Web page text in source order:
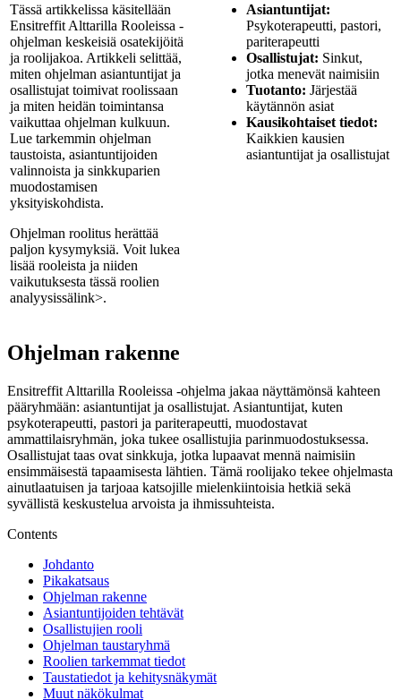
Tässä artikkelissa käsitellään
Ensitreffit Alttarilla Rooleissa -
ohjelman keskeisiä osatekijöitä
ja roolijakoa. Artikkeli selittää,
miten ohjelman asiantuntijat ja
osallistujat toimivat roolissaan
ja miten heidän toimintansa
vaikuttaa ohjelman kulkuun.
Lue tarkemmin ohjelman
taustoista, asiantuntijoiden
valinnoista ja sinkkuparien
muodostamisen
yksityiskohdista.
Ohjelman roolitus herättää
paljon kysymyksiä. Voit lukea
lisää rooleista ja niiden
vaikutuksesta tässä roolien
analyysissälink>.
Asiantuntijat:
Psykoterapeutti, pastori,
pariterapeutti
Osallistujat: Sinkut,
jotka menevät naimisiin
Tuotanto: Järjestää
käytännön asiat
Kausikohtaiset tiedot:
Kaikkien kausien
asiantuntijat ja osallistujat
Ohjelman rakenne
Ensitreffit Alttarilla Rooleissa -ohjelma jakaa näyttämönsä kahteen
pääryhmään: asiantuntijat ja osallistujat. Asiantuntijat, kuten
psykoterapeutti, pastori ja pariterapeutti, muodostavat
ammattilaisryhmän, joka tukee osallistujia parinmuodostuksessa.
Osallistujat taas ovat sinkkuja, jotka lupaavat mennä naimisiin
ensimmäisestä tapaamisesta lähtien. Tämä roolijako tekee ohjelmasta
ainutlaatuisen ja tarjoaa katsojille mielenkiintoisia hetkiä sekä
syvällistä keskustelua arvoista ja ihmissuhteista.
Contents
Johdanto
Pikakatsaus
Ohjelman rakenne
Asiantuntijoiden tehtävät
Osallistujien rooli
Ohjelman taustaryhmä
Roolien tarkemmat tiedot
Taustatiedot ja kehitysnäkymät
Muut näkökulmat